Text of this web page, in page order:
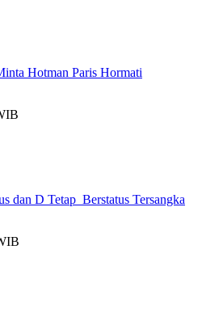
Hotman Paris Hormati
dan D Tetap Berstatus Tersangka